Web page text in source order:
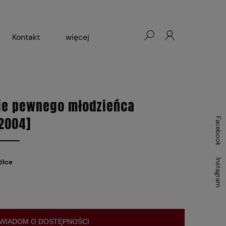
Kontakt więcej
pewnego młodzieńca
O DOSTĘPNOŚCI
Facebook
Instagram